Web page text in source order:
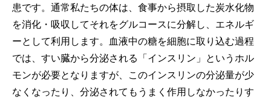
患です。通常私たちの体は、食事から摂取した炭水化物
を消化・吸収してそれをグルコースに分解し、エネルギ
ーとして利用します。血液中の糖を細胞に取り込む過程
では、すい臓から分泌される「インスリン」というホル
モンが必要となりますが、このインスリンの分泌量が少
なくなったり、分泌されてもうまく作用しなかったりす